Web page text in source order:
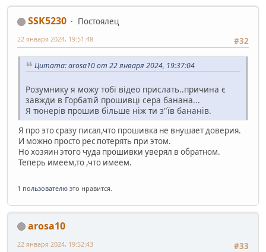
SSK5230
Постоялец
#32
22 января 2024, 19:51:48
Цитата: arosa10 от 22 января 2024, 19:37:04
Розумнику я можу тобі відео прислать..причина є
завжди в Горбатій прошивці сера банана...
Я тюнерів прошив більше ніж ти з"їв бананів.
Я про это сразу писал,что прошивка не внушает доверия.
И можно просто рес потерять при этом.
Но хозяин этого чуда прошивки уверял в обратном.
Теперь имеем,то ,что имеем.
1 пользователю это нравится.
arosa10
#33
22 января 2024, 19:52:43